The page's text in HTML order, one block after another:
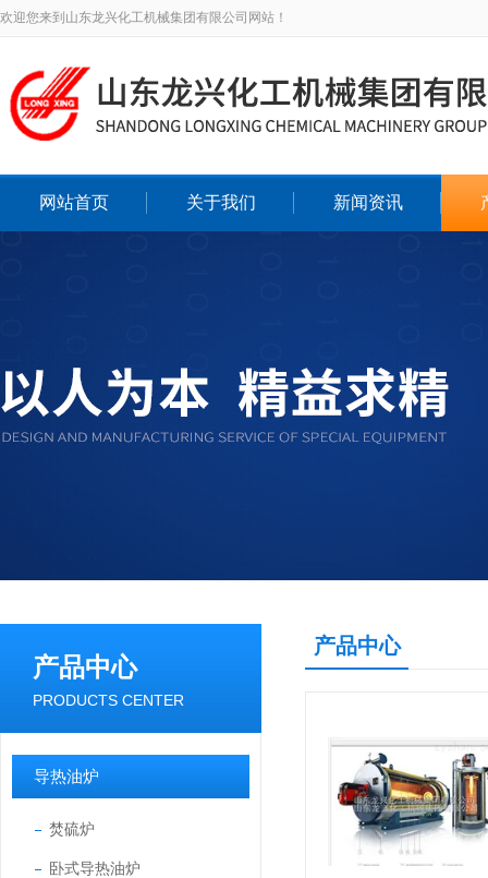
欢迎您来到山东龙兴化工机械集团有限公司网站！
网站首页 关于我们 新闻资讯
产品中心
PRODUCTS CENTER
导热油炉
焚硫炉
卧式导热油炉
产品中心